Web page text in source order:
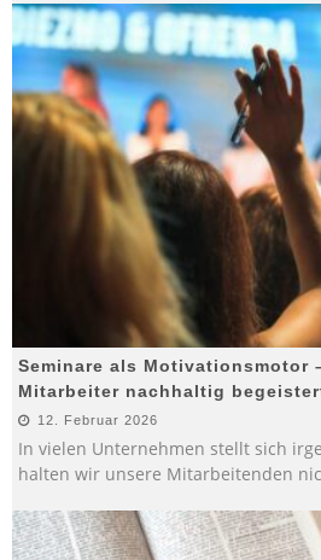
Seminare als Motivationsmotor
Mitarbeiter nachhaltig
12. Februar 2026
In vielen Unternehmen stellt sich
halten wir unsere Mitarbeitenden